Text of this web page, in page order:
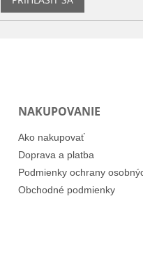
NAKUPOVANIE
Ako nakupovať
Doprava a platba
Podmienky ochrany
Obchodné podmienky